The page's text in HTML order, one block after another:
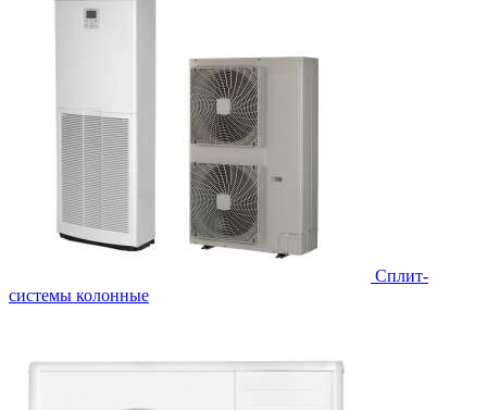
Cплит-
системы колонные